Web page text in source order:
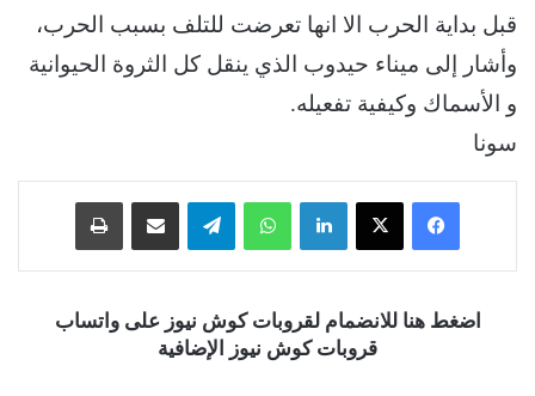
قبل بداية الحرب الا انها تعرضت للتلف بسبب الحرب،
وأشار إلى ميناء حيدوب الذي ينقل كل الثروة الحيوانية
و الأسماك وكيفية تفعيله.
سونا
فيسبوك ‫X لينكدإن واتساب تيلقرام
اضغط هنا للانضمام لقروبات كوش نيوز على واتساب
قروبات كوش نيوز الإضافية